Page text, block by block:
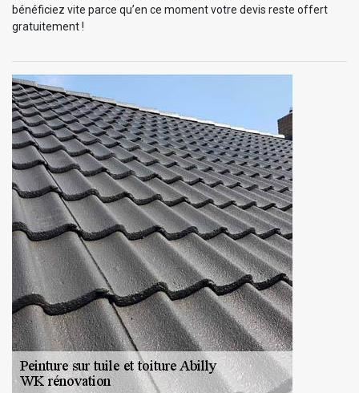
bénéficiez vite parce qu’en ce moment votre devis reste offert
gratuitement !